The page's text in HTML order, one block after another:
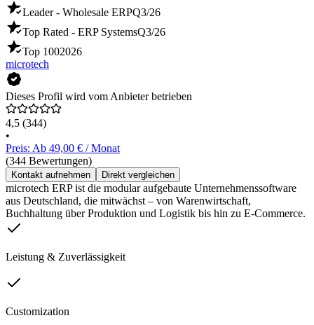
Leader - Wholesale ERPQ3/26
Top Rated - ERP SystemsQ3/26
Top 1002026
microtech
Dieses Profil wird vom Anbieter betrieben
4,5 (344)
•
Preis: Ab 49,00 € / Monat
(344 Bewertungen)
Kontakt aufnehmen Direkt vergleichen
microtech ERP ist die modular aufgebaute Unternehmenssoftware
aus Deutschland, die mitwächst – von Warenwirtschaft,
Buchhaltung über Produktion und Logistik bis hin zu E-Commerce.
Leistung & Zuverlässigkeit
Customization